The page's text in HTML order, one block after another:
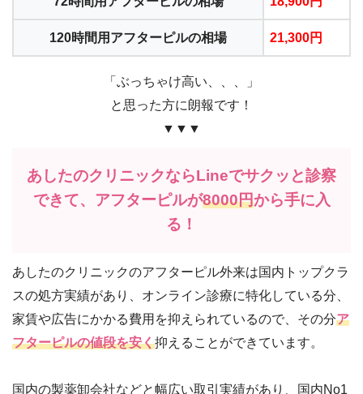
120時間用アフターピルの相場 21,300円
「ぶっちゃけ高い、、、」
と思った方に朗報です！
▼▼▼
あしたのクリニックならLineでサクッと診察
できて、アフターピルが8000円から手に入
る！
あしたのクリニックのアフターピル外来は国内トップクラ
スの処方実績があり、オンライン診療に特化している分、
家賃や広告にかかる費用を抑えられているので、その分ア
フターピルの値段を安く抑えることができています。
国内の製薬卸会社などと幅広い取引実績があり、国内No1